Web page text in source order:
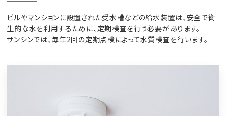
ビルやマンションに設置された受水槽などの給水装置は、安全で衛
生的な水を利用するために、定期検査を行う必要があります。
サンシンでは、毎年2回の定期点検によって水質検査を行います。